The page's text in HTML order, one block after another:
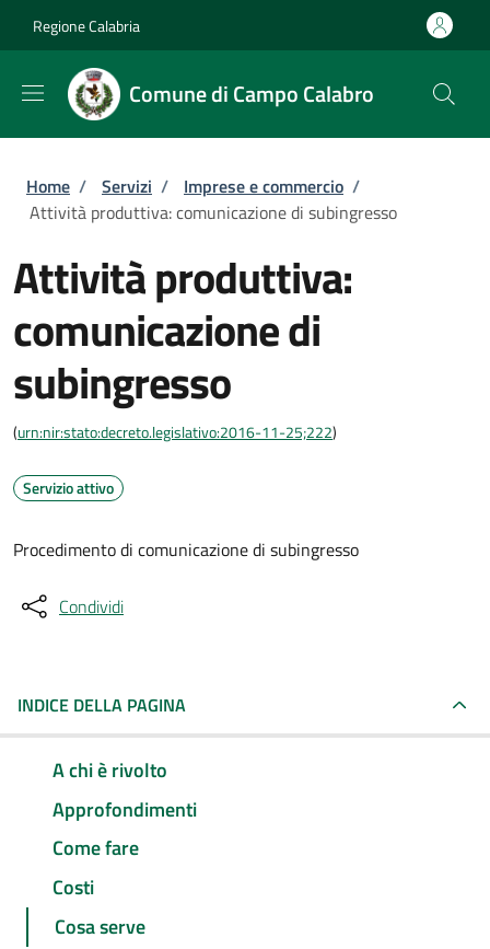
Regione Calabria
Comune di Campo Calabro
Briciole di pane
Home / Servizi / Imprese e commercio /
Attività produttiva: comunicazione di subingresso
Attività produttiva:
comunicazione di
subingresso
(urn:nir:stato:decreto.legislativo:2016-11-25;222)
Servizio attivo
Procedimento di comunicazione di subingresso
Condividi
INDICE DELLA PAGINA
A chi è rivolto
Approfondimenti
Come fare
Costi
Cosa serve